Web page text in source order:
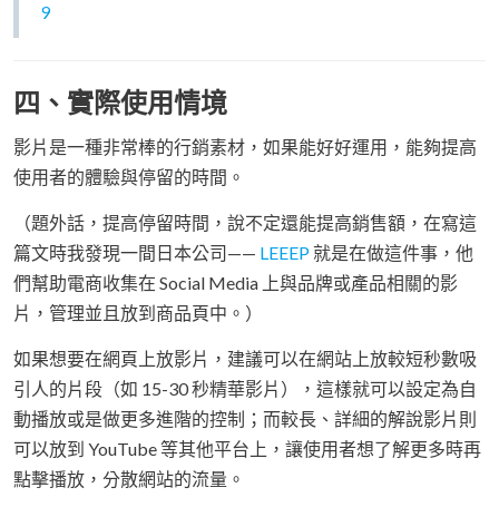
9
四、實際使用情境
影片是一種非常棒的行銷素材，如果能好好運用，能夠提高
使用者的體驗與停留的時間。
（題外話，提高停留時間，說不定還能提高銷售額，在寫這
篇文時我發現一間日本公司—— LEEEP就是在做這件事，他
們幫助電商收集在 Social Media 上與品牌或產品相關的影
片，管理並且放到商品頁中。）
如果想要在網頁上放影片，建議可以在網站上放較短秒數吸
引人的片段（如 15-30 秒精華影片），這樣就可以設定為自
動播放或是做更多進階的控制；而較長、詳細的解說影片則
可以放到 YouTube 等其他平台上，讓使用者想了解更多時再
點擊播放，分散網站的流量。